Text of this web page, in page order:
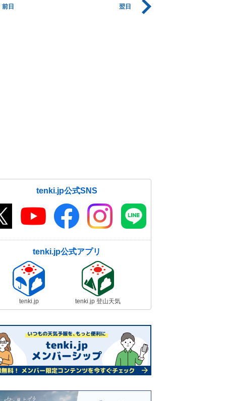
前日 翌日
tenki.jp公式SNS
tenki.jp公式アプリ
tenki.jp tenki.jp 登山天気